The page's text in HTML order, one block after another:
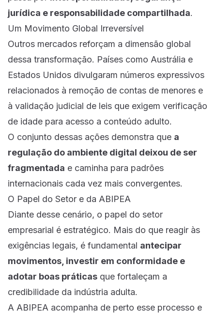
jurídica e responsabilidade compartilhada.
Um Movimento Global Irreversível
Outros mercados reforçam a dimensão global
dessa transformação. Países como Austrália e
Estados Unidos divulgaram números expressivos
relacionados à remoção de contas de menores e
à validação judicial de leis que exigem verificação
de idade para acesso a conteúdo adulto.
O conjunto dessas ações demonstra que a
regulação do ambiente digital deixou de ser
fragmentada e caminha para padrões
internacionais cada vez mais convergentes.
O Papel do Setor e da ABIPEA
Diante desse cenário, o papel do setor
empresarial é estratégico. Mais do que reagir às
exigências legais, é fundamental antecipar
movimentos, investir em conformidade e
adotar boas práticas que fortaleçam a
credibilidade da indústria adulta.
A ABIPEA acompanha de perto esse processo e